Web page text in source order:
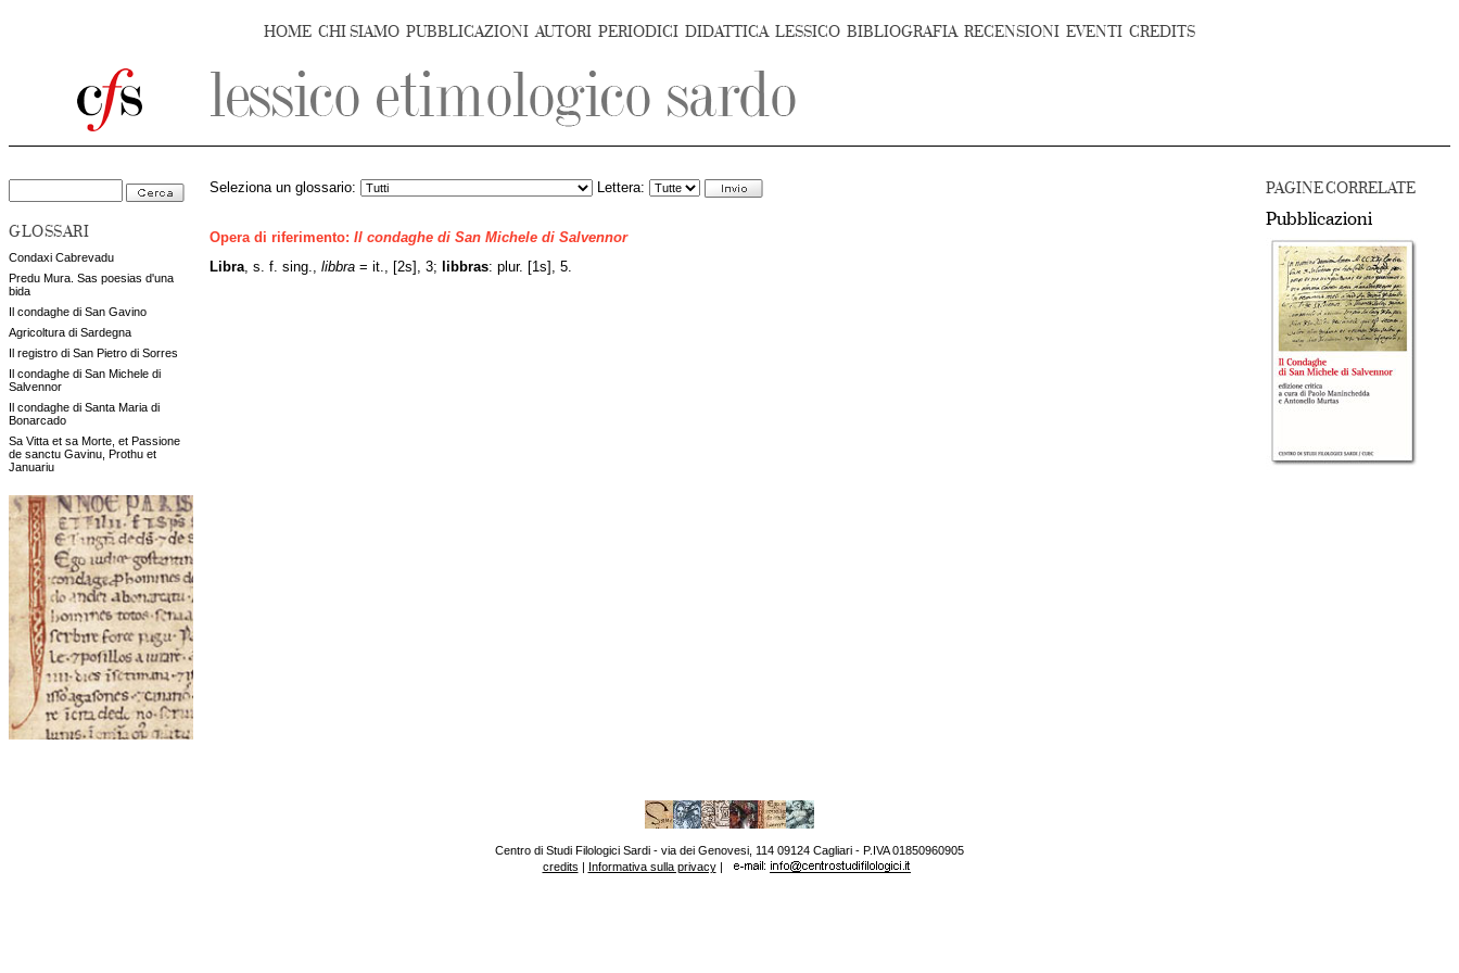
HOME CHI SIAMO PUBBLICAZIONI AUTORI PERIODICI DIDATTICA LESSICO BIBLIOGRAFIA RECENSIONI EVENTI CREDITS
GLOSSARI
Condaxi Cabrevadu
Predu Mura. Sas poesias d'una
bida
Il condaghe di San Gavino
Agricoltura di Sardegna
Il registro di San Pietro di Sorres
Il condaghe di San Michele di
Salvennor
Il condaghe di Santa Maria di
Bonarcado
Sa Vitta et sa Morte, et Passione
de sanctu Gavinu, Prothu et
Januariu
PAGINE CORRELATE
Pubblicazioni
Seleziona un glossario: Lettera:
Opera di riferimento: Il condaghe di San Michele di Salvennor
Libra , s. f. sing., libbra = it., [2s], 3; libbras: plur. [1s], 5.
Centro di Studi Filologici Sardi - via dei Genovesi, 114 09124 Cagliari - P.IVA 01850960905
credits | Informativa sulla privacy|